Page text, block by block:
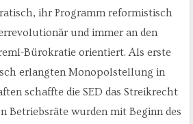
ihr Programm reformistisch
und immer an den
Bürokratie orientiert. Als erste
erlangten Monopolstellung in
schaffte die SED das Streikrecht
Betriebsräte wurden mit Beginn des